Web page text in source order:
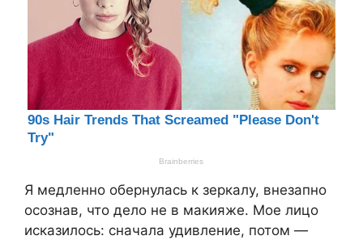
Я медленно обернулась к зеркалу, внезапно
осознав, что дело не в макияже. Мое лицо
исказилось: сначала удивление, потом —